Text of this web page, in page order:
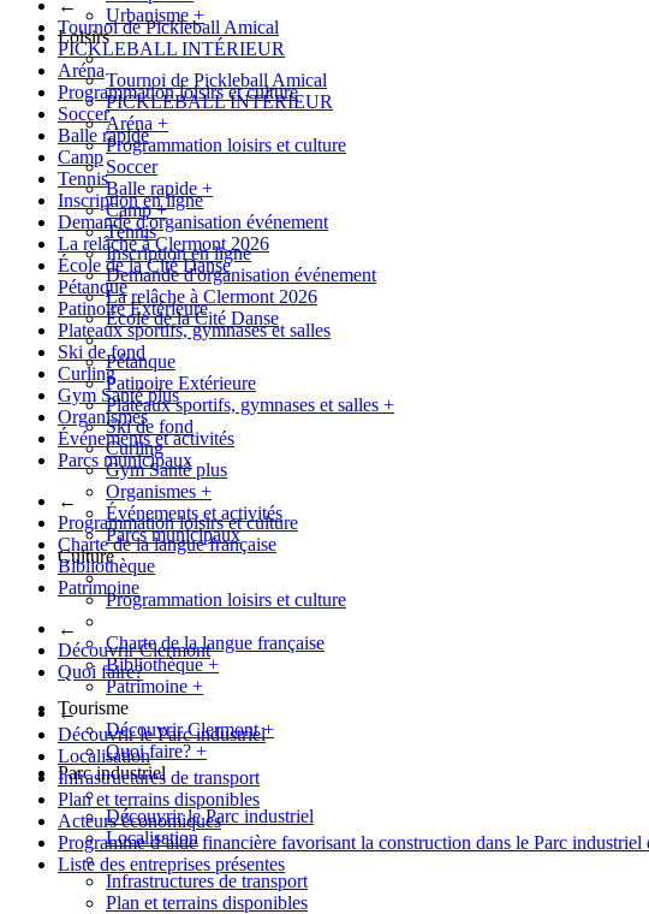
←
Tournoi de Pickleball Amical
PICKLEBALL INTÉRIEUR
Aréna
Programmation loisirs et culture
Soccer
Balle rapide
Camp
Tennis
Inscription en ligne
Demande d'organisation événement
La relâche à Clermont 2026
École de la Cité Danse
Pétanque
Patinoire Extérieure
Plateaux sportifs, gymnases et salles
Ski de fond
Curling
Gym Santé plus
Organismes
Événements et activités
Parcs municipaux
←
Programmation loisirs et culture
Charte de la langue française
Bibliothèque
Patrimoine
←
Découvrir Clermont
Quoi faire?
←
Découvrir le Parc industriel
Localisation
Infrastructures de transport
Plan et terrains disponibles
Acteurs économiques
Programme d’aide financière favorisant la construction dans le Parc industriel
Liste des entreprises présentes
Urbanisme +
Loisirs
Tournoi de Pickleball Amical
PICKLEBALL INTÉRIEUR
Aréna +
Programmation loisirs et culture
Soccer
Balle rapide +
Camp+
Tennis
Inscription en ligne
Demande d'organisation événement
La relâche à Clermont 2026
École de la Cité Danse
Pétanque
Patinoire Extérieure
Plateaux sportifs, gymnases et salles +
Ski de fond
Curling
Gym Santé plus
Organismes +
Événements et activités
Parcs municipaux
Culture
Programmation loisirs et culture
Charte de la langue française
Bibliothèque+
Patrimoine +
Tourisme
Découvrir Clermont+
Quoi faire? +
Parc industriel
Découvrir le Parc industriel
Localisation
Infrastructures de transport
Plan et terrains disponibles